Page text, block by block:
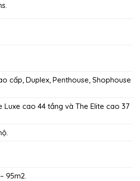
cấp, Duplex, Penthouse, Shophouse
Luxe cao 44 tầng và The Elite cao 37
95m2.